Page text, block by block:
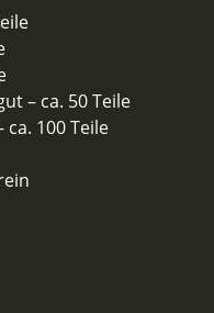
– ca. 50 Teile
100 Teile